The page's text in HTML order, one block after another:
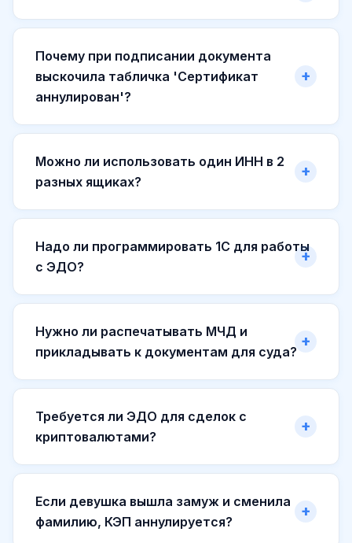
Почему при подписании документа
выскочила табличка 'Сертификат
аннулирован'?
Можно ли использовать один ИНН в 2
разных ящиках?
Надо ли программировать 1С для работы
с ЭДО?
Нужно ли распечатывать МЧД и
прикладывать к документам для суда?
Требуется ли ЭДО для сделок с
криптовалютами?
Если девушка вышла замуж и сменила
фамилию, КЭП аннулируется?